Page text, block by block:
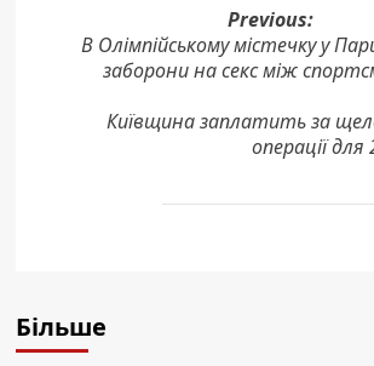
Post
navigation
Previous:
В Олімпійському містечку у
заборони на секс між
Київщина заплатить за
операції для
Більше